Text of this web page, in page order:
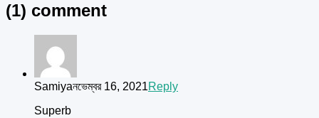
(1) comment
Samiyaনভেম্বর 16, 2021Reply
Superb